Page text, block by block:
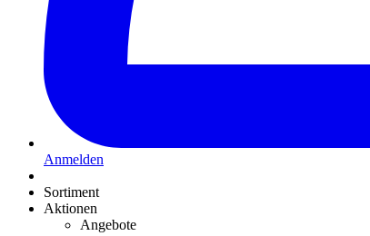
Anmelden
Sortiment
Aktionen
Angebote